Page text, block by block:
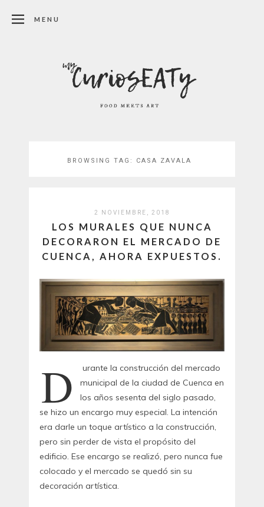
MENU
BROWSING TAG: CASA ZAVALA
2 NOVIEMBRE, 2018
LOS MURALES QUE NUNCA
DECORARON EL MERCADO DE
CUENCA, AHORA EXPUESTOS.
D
urante la construcción del mercado
municipal de la ciudad de Cuenca en
los años sesenta del siglo pasado,
se hizo un encargo muy especial. La intención
era darle un toque artístico a la construcción,
pero sin perder de vista el propósito del
edificio. Ese encargo se realizó, pero nunca fue
colocado y el mercado se quedó sin su
decoración artística.